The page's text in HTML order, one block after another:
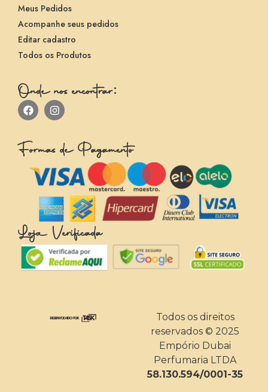
Meus Pedidos
Acompanhe seus pedidos
Editar cadastro
Todos os Produtos
Onde nos encontrar:
Formas de Pagamento
Loja Verificada
Todos os direitos
reservados © 2025
Empório Dubai
Perfumaria LTDA
58.130.594/0001-35